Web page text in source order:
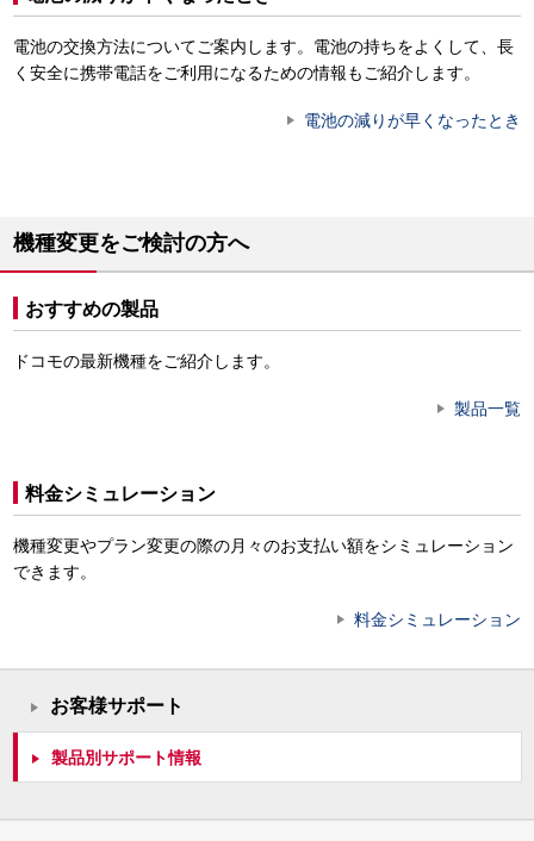
電池の交換方法についてご案内します。電池の持ちをよくして、長
く安全に携帯電話をご利用になるための情報もご紹介します。
電池の減りが早くなったとき
機種変更をご検討の方へ
おすすめの製品
ドコモの最新機種をご紹介します。
製品一覧
料金シミュレーション
機種変更やプラン変更の際の月々のお支払い額をシミュレーション
できます。
料金シミュレーション
お客様サポート
製品別サポート情報